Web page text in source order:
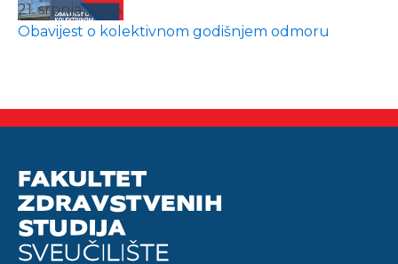
21. srpnja 2026.
Obavijest o kolektivnom godišnjem odmoru